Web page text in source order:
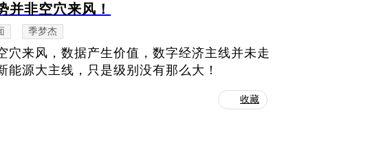
并非空穴来风！
季梦杰
穴来风，数据产生价值，数字经济主线并未走
能源大主线，只是级别没有那么大！
收藏